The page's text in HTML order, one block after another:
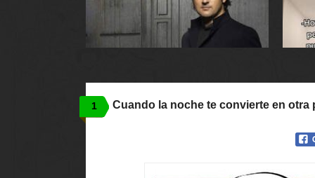
1 Cuando la noche te convierte en otra